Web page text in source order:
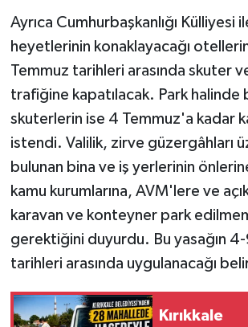
Ayrıca Cumhurbaşkanlığı Külliyesi
heyetlerinin konaklayacağı
Temmuz tarihleri arasında skuter
trafiğine kapatılacak. Park halinde
skuterlerin ise 4 Temmuz'a kadar
istendi. Valilik, zirve güzergâhları
bulunan bina ve iş yerlerinin
kamu kurumlarına, AVM'lere ve
karavan ve konteyner park
gerektiğini duyurdu. Bu yasağın
tarihleri arasında uygulanacağı
Kırıkkale